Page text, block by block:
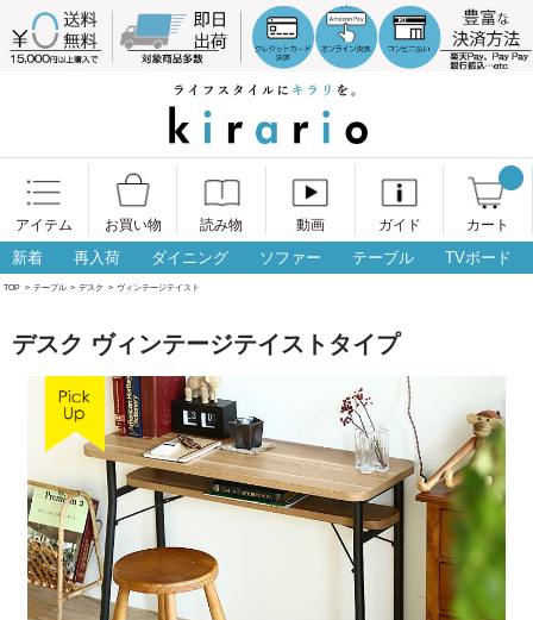
アイテム お買い物 読み物 動画 ガイド カート
新着 再入荷 ダイニング ソファー テーブル TVボード
TOP > テーブル > デスク > ヴィンテージテイスト
デスク ヴィンテージテイストタイプ